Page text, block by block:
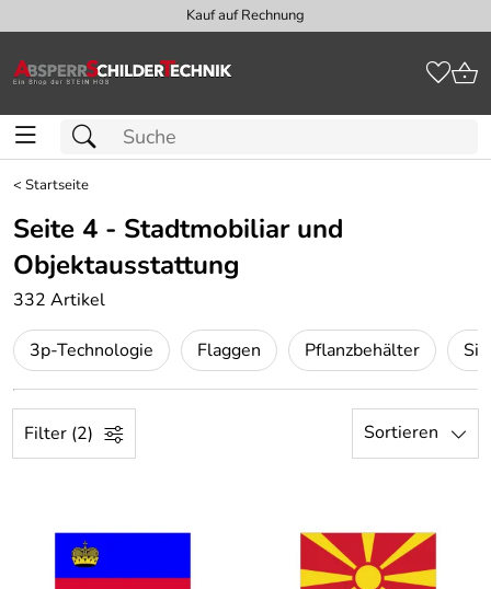
Kauf auf Rechnung
<Startseite
Seite 4 - Stadtmobiliar und
Objektausstattung
332 Artikel
3p-Technologie Flaggen Pflanzbehälter
Filter (2) Sortieren